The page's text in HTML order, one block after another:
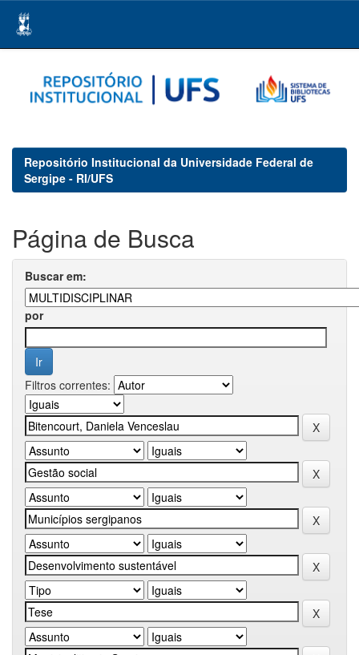
navigation
Repositório Institucional da Universidade Federal de
Sergipe - RI/UFS
Página de Busca
Buscar em:
por
Filtros correntes: